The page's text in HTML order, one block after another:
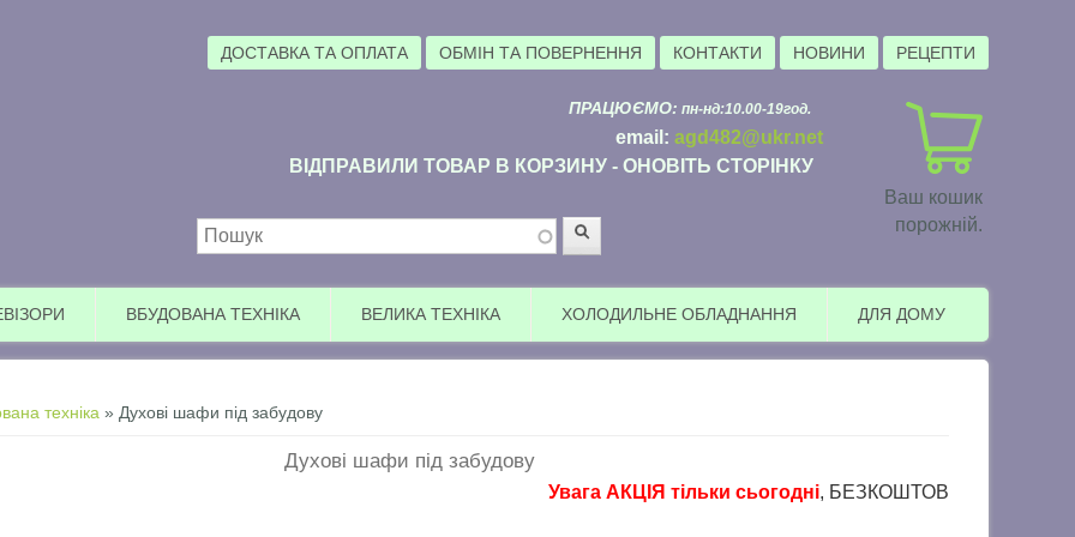
ДОСТАВКА ТА ОПЛАТА ОБМІН ТА ПОВЕРНЕННЯ КОНТАКТИ НОВИНИ РЕЦЕПТИ
Ваш кошик
порожній.
ПРАЦЮЄМО: пн-нд:10.00-19год.
email: agd482@ukr.net
ВІДПРАВИЛИ ТОВАР В КОРЗИНУ - ОНОВІТЬ СТОРІНКУ
Пошукова форма
ВБУДОВАНА ТЕХНІКА ВЕЛИКА ТЕХНІКА ХОЛОДИЛЬНЕ ОБЛАДНАННЯ ДЛЯ ДОМУ
техніка » Духові шафи під забудову
Духові шафи під забудову
Увага АКЦІЯ тільки сьогодні, БЕЗКОШТОВНА доставка в